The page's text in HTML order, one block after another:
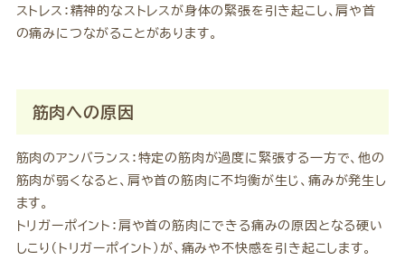
ストレス：精神的なストレスが身体の緊張を引き起こし、肩や首
の痛みにつながることがあります。
筋肉への原因
筋肉のアンバランス：特定の筋肉が過度に緊張する一方で、他の
筋肉が弱くなると、肩や首の筋肉に不均衡が生じ、痛みが発生し
ます。
トリガーポイント：肩や首の筋肉にできる痛みの原因となる硬い
しこり（トリガーポイント）が、痛みや不快感を引き起こします。